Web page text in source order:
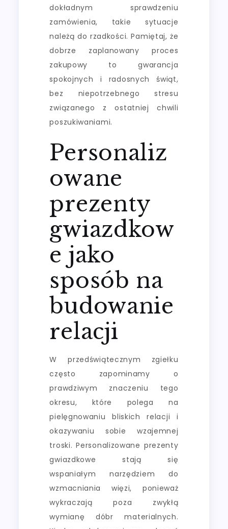
dokładnym sprawdzeniu
zamówienia, takie sytuacje
należą do rzadkości. Pamiętaj, że
dobrze zaplanowany proces
zakupowy to gwarancja
spokojnych i radosnych świąt,
bez niepotrzebnego stresu
związanego z ostatniej chwili
poszukiwaniami.
Personaliz
owane
prezenty
gwiazdkow
e jako
sposób na
budowanie
relacji
W przedświątecznym zgiełku
często zapominamy o
prawdziwym znaczeniu tego
okresu, które polega na
pielęgnowaniu bliskich relacji i
okazywaniu sobie wzajemnej
troski. Personalizowane prezenty
gwiazdkowe stają się
wspaniałym narzędziem do
wzmacniania więzi, ponieważ
wykraczają poza zwykłą
wymianę dóbr materialnych.